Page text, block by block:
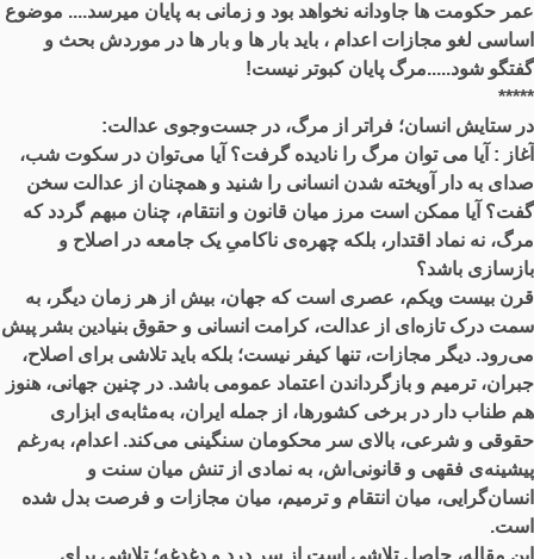
عمر حکومت ها جاودانه نخواهد بود و زمانی به پایان میرسد.... موضوع
اساسی لغو مجازات اعدام ، باید بار ها و بار ها در موردش بحث و
گفتگو شود.....مرگ پایان کبوتر نیست!
*****
در ستایش انسان؛ فراتر از مرگ، در جست‌وجوی عدالت:
آغاز : آیا می ‌توان مرگ را نادیده گرفت؟ آیا می‌توان در سکوت شب،
صدای به دار آویخته شدن انسانی را شنید و همچنان از عدالت سخن
گفت؟ آیا ممکن است مرز میان قانون و انتقام، چنان مبهم گردد که
مرگ، نه نماد اقتدار، بلکه چهره‌ی ناکامیِ یک جامعه در اصلاح و
بازسازی باشد؟
قرن بیست‌ و‌یکم، عصری ا‌ست که جهان، بیش از هر زمان دیگر، به
سمت درک تازه‌ای از عدالت، کرامت انسانی و حقوق بنیادین بشر پیش
می‌رود. دیگر مجازات، تنها کیفر نیست؛ بلکه باید تلاشی برای اصلاح،
جبران، ترمیم و بازگرداندن اعتماد عمومی باشد. در چنین جهانی، هنوز
هم طناب دار در برخی کشورها، از جمله ایران، به‌مثابه‌ی ابزاری
حقوقی و شرعی، بالای سر محکومان سنگینی می‌کند. اعدام، به‌رغم
پیشینه‌ی فقهی و قانونی‌اش، به نمادی از تنش میان سنت و
انسان‌گرایی، میان انتقام و ترمیم، میان مجازات و فرصت بدل شده
است.